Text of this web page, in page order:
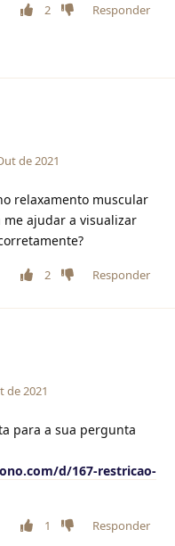
2
Responder
de 2021
relaxamento muscular
me ajudar a visualizar
2 Responder
de 2021
para a sua pergunta
d/167-restricao-
1 Responder